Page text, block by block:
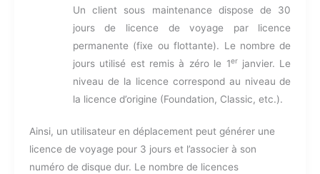
Un client sous maintenance dispose de 30
jours de licence de voyage par licence
permanente (fixe ou flottante). Le nombre de
jours utilisé est remis à zéro le 1erjanvier. Le
niveau de la licence correspond au niveau de
la licence d’origine (Foundation, Classic, etc.).
Ainsi, un utilisateur en déplacement peut générer une
licence de voyage pour 3 jours et l’associer à son
numéro de disque dur. Le nombre de licences